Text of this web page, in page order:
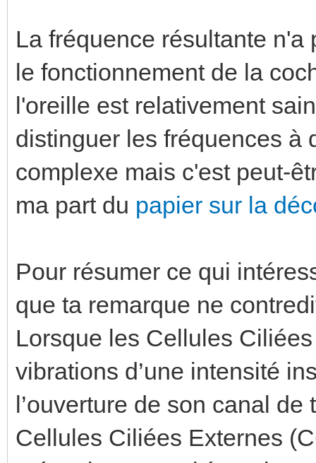
La fréquence résultante
le fonctionnement de la
l'oreille est relativement
distinguer les fréquences à
complexe mais c'est peut-
ma part du papier sur la
Pour résumer ce qui
que ta remarque ne
Lorsque les Cellules
vibrations d’une intensité
l’ouverture de son canal
Cellules Ciliées Externes